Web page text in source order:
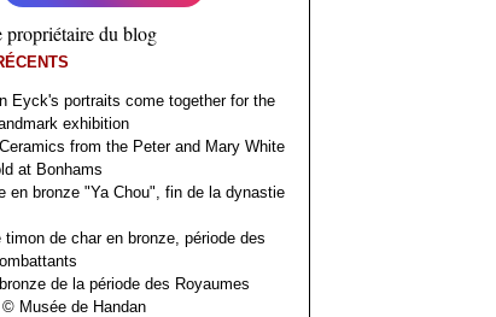
propriétaire du blog
Eyck's portraits come together for the
exhibition
from the Peter and Mary White
at Bonhams
en bronze "Ya Chou", fin de la dynastie
timon de char en bronze, période des
de la période des Royaumes
Musée de Handan